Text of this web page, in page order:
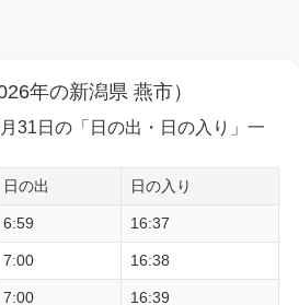
年の新潟県 燕市）
31日の「日の出・日の入り」一
日の出 日の入り
6:59 16:37
7:00 16:38
7:00 16:39